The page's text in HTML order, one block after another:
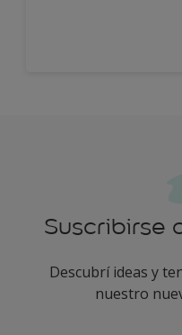
Suscribirse
Descubrí ideas y
nuestro